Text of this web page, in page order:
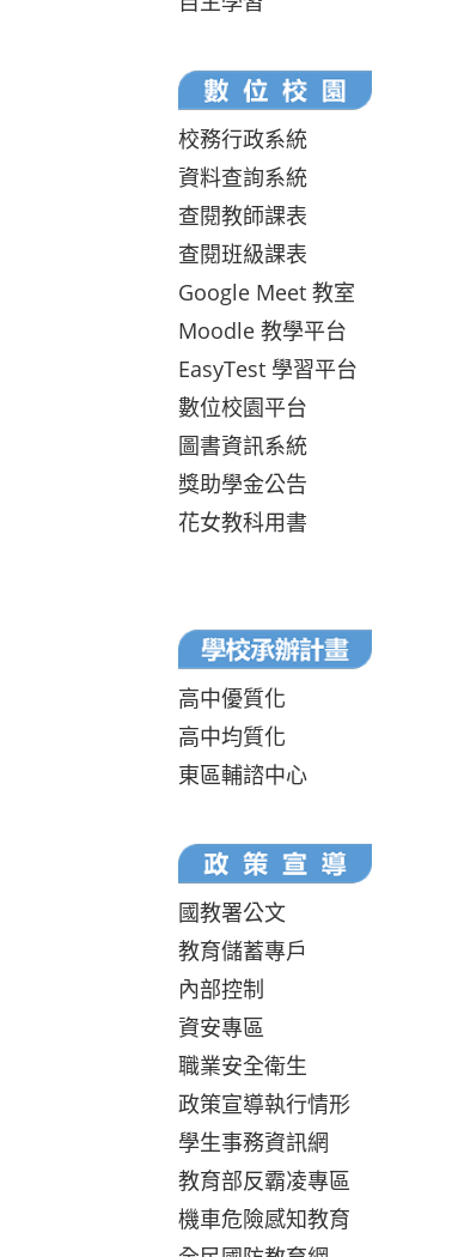
校務行政系統
資料查詢系統
查閱教師課表
查閱班級課表
Google Meet 教室
Moodle 教學平台
EasyTest 學習平台
數位校園平台
圖書資訊系統
獎助學金公告
花女教科用書
高中優質化
高中均質化
東區輔諮中心
國教署公文
教育儲蓄專戶
內部控制
資安專區
職業安全衛生
政策宣導執行情形
學生事務資訊網
教育部反霸凌專區
機車危險感知教育